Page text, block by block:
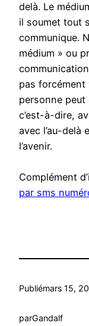
delà. Le
il soumet tout
communique.
médium » ou
pas
personne
c’est-à-dire,
avec l’au-delà
l’avenir.
Complément
par sms
Publiémars 15,
parGandalf